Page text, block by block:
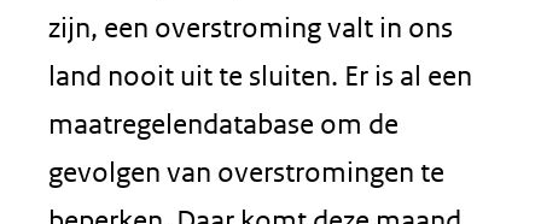
zijn, een overstroming valt in ons
land nooit uit te sluiten. Er is al een
maatregelendatabase om de
gevolgen van overstromingen te